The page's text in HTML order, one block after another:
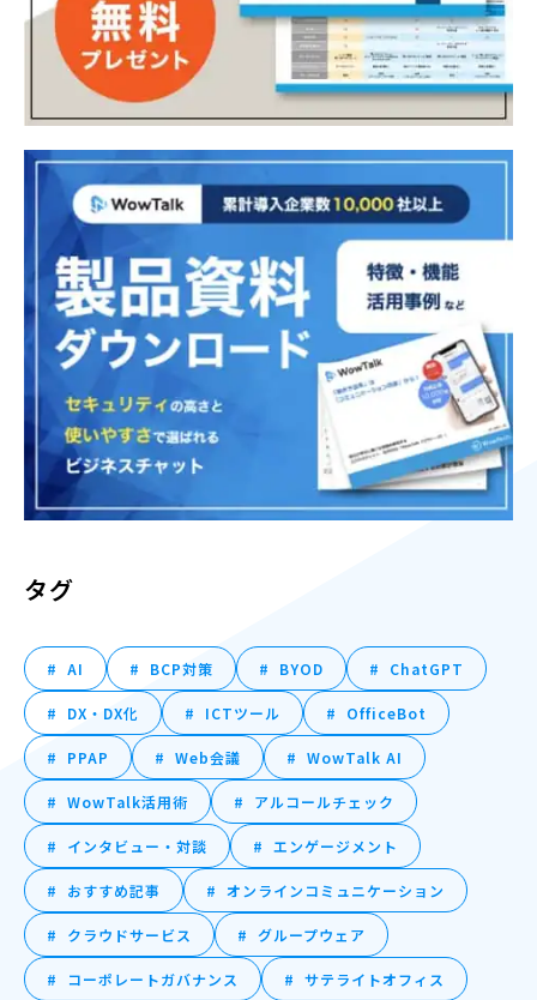
タグ
AI BCP対策 BYOD ChatGPT
DX・DX化 ICTツール OfficeBot
PPAP Web会議 WowTalk AI
WowTalk活用術 アルコールチェック
インタビュー・対談 エンゲージメント
おすすめ記事 オンラインコミュニケーション
クラウドサービス グループウェア
コーポレートガバナンス サテライトオフィス